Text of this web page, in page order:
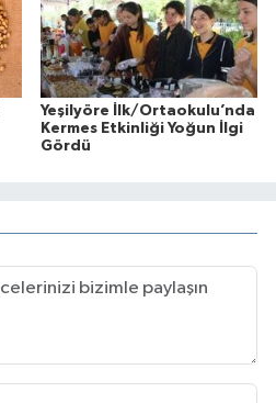
Yeşilyöre İlk/Ortaokulu’nda
Kermes Etkinliği Yoğun İlgi
Gördü